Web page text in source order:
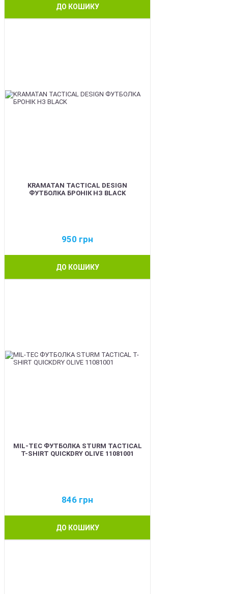
ДО КОШИКУ
KRAMATAN TACTICAL DESIGN
ФУТБОЛКА БРОНІК НЗ BLACK
950 грн
ДО КОШИКУ
MIL-TEC ФУТБОЛКА STURM TACTICAL
T-SHIRT QUICKDRY OLIVE 11081001
846 грн
ДО КОШИКУ